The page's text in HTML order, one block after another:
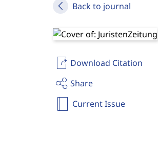
Back to journal
Download Citation
Share
Current Issue